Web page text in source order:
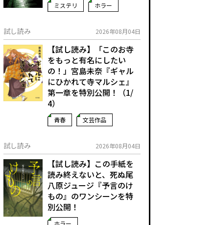
ミステリ ホラー
試し読み 2026年08月04日
【試し読み】「このお寺
をもっと有名にしたい
の！」宮島未奈『ギャル
にひかれて寺マルシェ』
第一章を特別公開！（1/
4）
青春 文芸作品
試し読み 2026年08月04日
【試し読み】この手紙を
読み終えないと、死ぬ――尾
八原ジュージ『予言のけ
もの』のワンシーンを特
別公開！
ホラー